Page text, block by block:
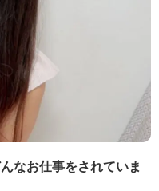
なお仕事をされていま